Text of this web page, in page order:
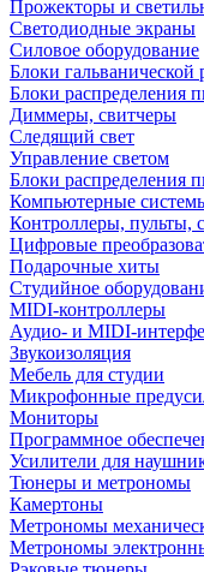
Прожекторы и
Светодиодные экраны
Силовое оборудование
Блоки гальванической
Блоки распределения
Диммеры, свитчеры
Следящий свет
Управление светом
Блоки распределения
Компьютерные
Контроллеры, пульты,
Цифровые
Подарочные хиты
Студийное
MIDI-контроллеры
Аудио- и MIDI-
Звукоизоляция
Мебель для студии
Микрофонные
Мониторы
Программное
Усилители для
Тюнеры и метрономы
Камертоны
Метрономы
Метрономы